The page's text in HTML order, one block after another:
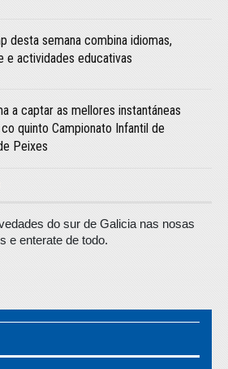
desta semana combina idiomas,
e actividades educativas
a captar as mellores instantáneas
quinto Campionato Infantil de
Peixes
do sur de Galicia nas nosas
e enterate de todo.